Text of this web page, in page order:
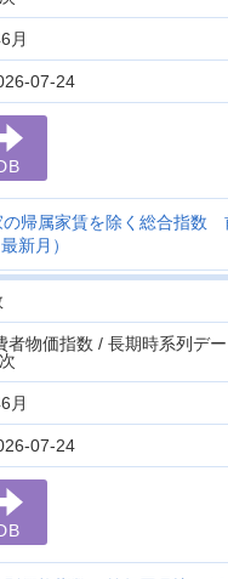
月
07-24
の帰属家賃を除く総合指数
新月）
者物価指数 / 長期時系列デ
月
07-24